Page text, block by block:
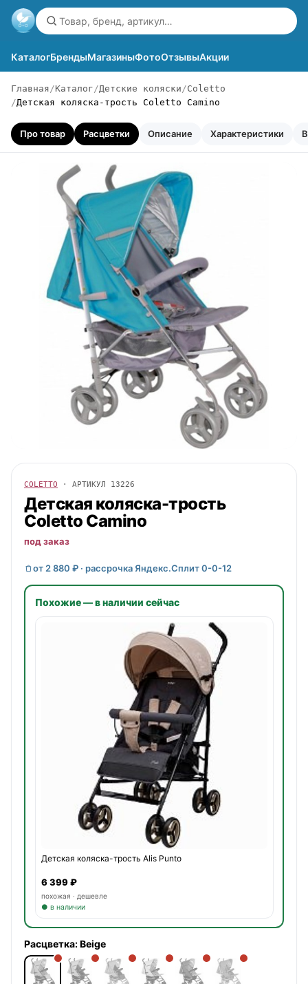
КаталогБрендыМагазиныФотоОтзывыАкции
Главная Каталог Детские коляски
Coletto
Детская коляска-трость Coletto Camino
Про товар Расцветки Описание Характеристики
COLETTO · АРТИКУЛ 13226
Детская коляска-трость
Coletto Camino
под заказ
от 2 880 ₽ · рассрочка Яндекс.Сплит 0-0-12
Похожие — в наличии сейчас
Детская коляска-трость Alis Punto
6 399 ₽
похожая · дешевле
● в наличии
Расцветка:Beige